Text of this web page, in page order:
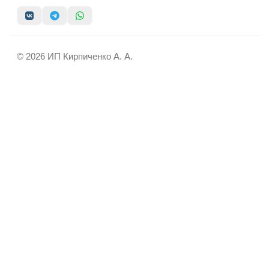
© 2026 ИП Кирпиченко А. А.